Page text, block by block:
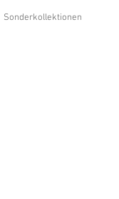
Sonderkollektionen